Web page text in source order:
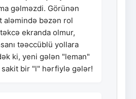
gəlməzdi. Görünən
aləmində bəzən rol
ekranda olmur,
təəccüblü yollara
ki, yeni gələn "leman"
sakit bir "l" hərfiylə gələr!